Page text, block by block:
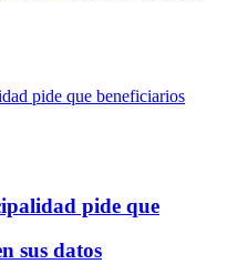
pide que
sus datos